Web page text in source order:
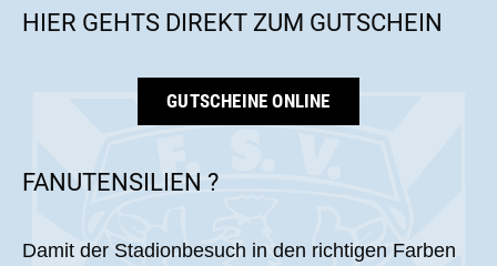
HIER GEHTS DIREKT ZUM GUTSCHEIN
GUTSCHEINE ONLINE
FANUTENSILIEN ?
Damit der Stadionbesuch in den richtigen Farben